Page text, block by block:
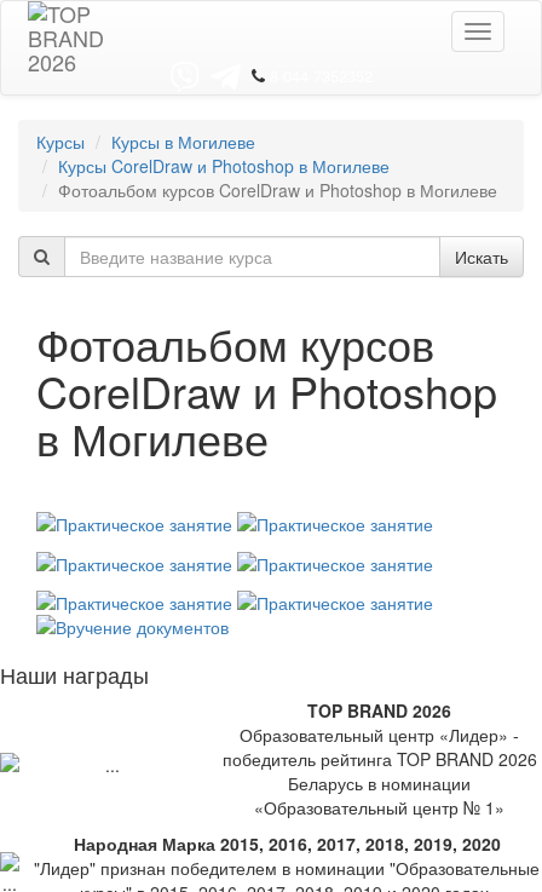
Toggle
Курсы
Курсы в Могилеве
Курсы CorelDraw и Photoshop в Могилеве
Фотоальбом курсов CorelDraw и Photoshop в Могилеве
Искать
Фотоальбом курсов
CorelDraw и Photoshop
в Могилеве
Наши награды
TOP BRAND 2026
Образовательный центр «Лидер» -
победитель рейтинга TOP BRAND 2026
Беларусь в номинации
«Образовательный центр № 1»
Народная Марка 2015, 2016, 2017, 2018, 2019, 2020
"Лидер" признан победителем в номинации "Образовательные